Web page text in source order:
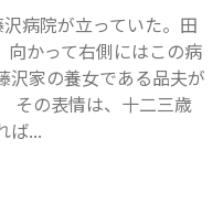
病院が立っていた。田
向かって右側にはこの病
沢家の養女である品夫が
その表情は、十二三歳
ば...